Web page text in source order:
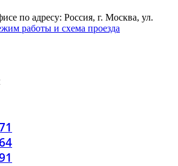
по адресу: Россия, г. Москва, ул.
работы и схема проезда